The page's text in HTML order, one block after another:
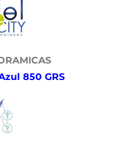
850 GRS